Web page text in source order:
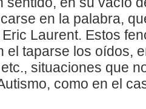
en la palabra,
Laurent. Estos
el taparse los oídos,
situaciones que
como en el